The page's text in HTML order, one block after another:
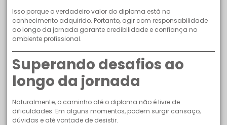
Isso porque o verdadeiro valor do diploma está no
conhecimento adquirido. Portanto, agir com responsabilidade
ao longo da jornada garante credibilidade e confiança no
ambiente profissional.
Superando desafios ao
longo da jornada
Naturalmente, o caminho até o diploma não é livre de
dificuldades. Em alguns momentos, podem surgir cansaço,
dúvidas e até vontade de desistir.